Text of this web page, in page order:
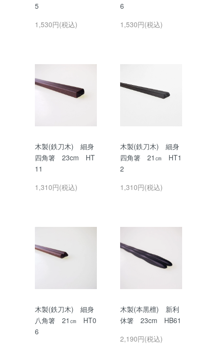
5
1,530円(税込)
6
1,530円(税込)
木製(鉄刀木) 細身
四角箸 23cm HT
11
1,310円(税込)
木製(鉄刀木) 細身
四角箸 21㎝ HT1
2
1,310円(税込)
木製(鉄刀木) 細身
八角箸 21㎝ HT0
6
木製(本黒檀) 新利
休箸 23cm HB61
2,190円(税込)